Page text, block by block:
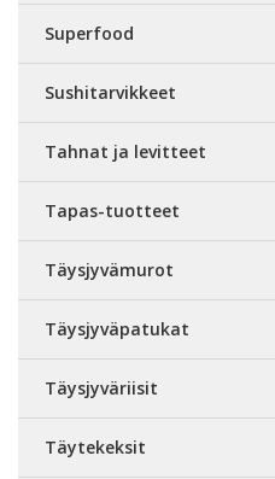
Superfood
Sushitarvikkeet
Tahnat ja levitteet
Tapas-tuotteet
Täysjyvämurot
Täysjyväpatukat
Täysjyväriisit
Täytekeksit